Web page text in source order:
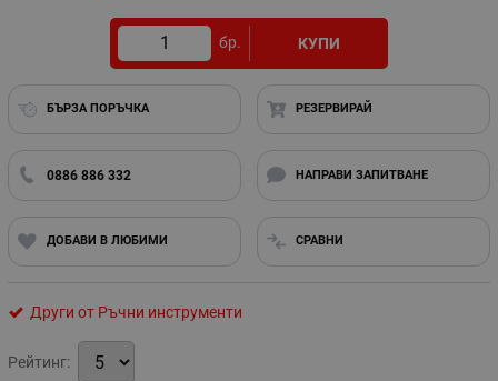
бр. КУПИ
БЪРЗА ПОРЪЧКА РЕЗЕРВИРАЙ
0886 886 332 НАПРАВИ ЗАПИТВАНЕ
ДОБАВИ В ЛЮБИМИ СРАВНИ
Други от Ръчни инструменти
Рейтинг: